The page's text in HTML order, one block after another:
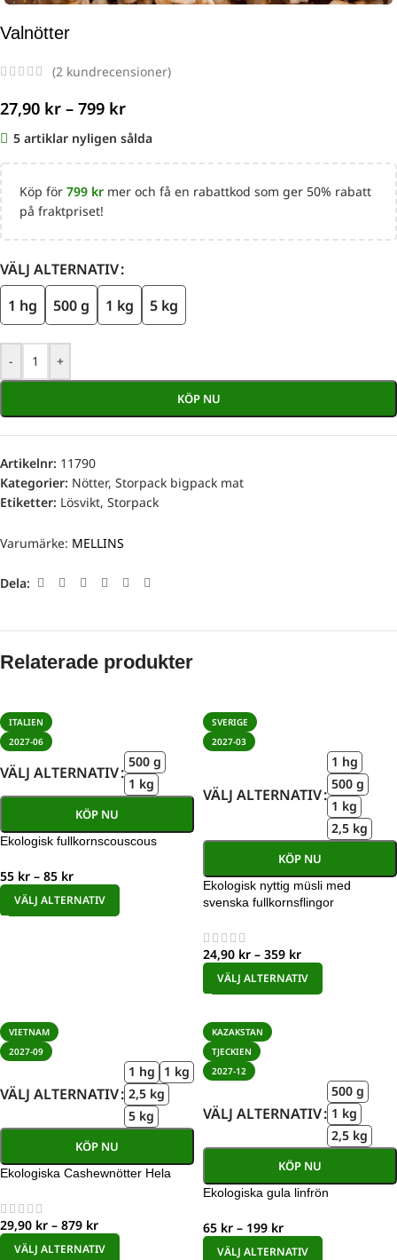
Valnötter
(2 kundrecensioner)
27,90 kr – 799 kr
5
Köp för 799 kr mer och få en rabattkod som ger 50% rabatt
på fraktpriset!
VÄLJ ALTERNATIV
1 hg
500 g 1 kg 5 kg
- +
KÖP NU
Artikelnr: 11790
Kategorier: Nötter, Storpack bigpack mat
Etiketter: Lösvikt, Storpack
Varumärke: MELLINS
Dela:
Relaterade produkter
ITALIEN
2027-06
VÄLJ ALTERNATIV
500 g
1 kg
KÖP NU
Ekologisk fullkornscouscous
55 kr – 85 kr
VÄLJ ALTERNATIV
SVERIGE
2027-03
VÄLJ ALTERNATIV
1 hg
500 g
1 kg
2,5 kg
KÖP NU
Ekologisk nyttig müsli med
svenska fullkornsflingor
24,90 kr – 359 kr
VÄLJ ALTERNATIV
VIETNAM
2027-09
VÄLJ ALTERNATIV
1 hg
1 kg
2,5 kg
5 kg
KÖP NU
Ekologiska Cashewnötter Hela
29,90 kr – 879 kr
VÄLJ ALTERNATIV
KAZAKSTAN
TJECKIEN
2027-12
VÄLJ ALTERNATIV
500 g
1 kg
2,5 kg
KÖP NU
Ekologiska gula linfrön
65 kr – 199 kr
VÄLJ ALTERNATIV